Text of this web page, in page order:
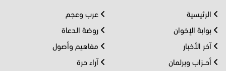
الرئيسية
بوابة الإخوان
آخر الأخبار
أحــزاب وبرلمان
عرب وعجم
روضة الدعاة
مفاهيم وأصول
آراء حرة